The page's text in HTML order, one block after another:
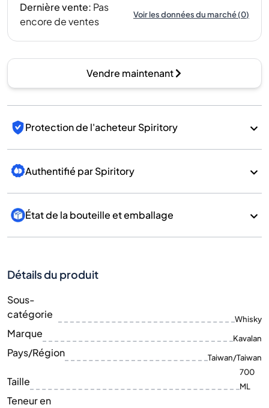
Dernière vente: Pas
encore de ventes
Voir les données du marché(0)
Vendre maintenant
Protection de l'acheteur Spiritory
Authentifié par Spiritory
État de la bouteille et emballage
Détails du produit
Sous-
catégorie
Whisky
Marque Kavalan
Pays/Région Taiwan/Taiwan
Taille
700
ML
Teneur en